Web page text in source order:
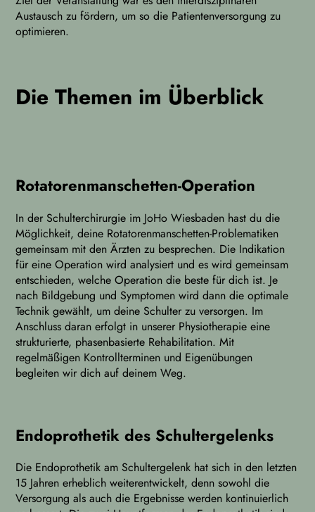
Austausch zu fördern, um so die Patientenversorgung zu
optimieren.
Die Themen im Überblick
Rotatorenmanschetten-Operation
In der Schulterchirurgie im JoHo Wiesbaden hast du die
Möglichkeit, deine Rotatorenmanschetten-Problematiken
gemeinsam mit den Ärzten zu besprechen. Die Indikation
für eine Operation wird analysiert und es wird gemeinsam
entschieden, welche Operation die beste für dich ist. Je
nach Bildgebung und Symptomen wird dann die optimale
Technik gewählt, um deine Schulter zu versorgen. Im
Anschluss daran erfolgt in unserer Physiotherapie eine
strukturierte, phasenbasierte Rehabilitation. Mit
regelmäßigen Kontrollterminen und Eigenübungen
begleiten wir dich auf deinem Weg.
Endoprothetik des Schultergelenks
Die Endoprothetik am Schultergelenk hat sich in den letzten
15 Jahren erheblich weiterentwickelt, denn sowohl die
Versorgung als auch die Ergebnisse werden kontinuierlich